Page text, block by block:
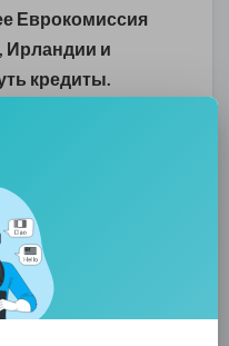
Еврокомиссия
Ирландии и
кредиты.
шагом на
своего
слишком